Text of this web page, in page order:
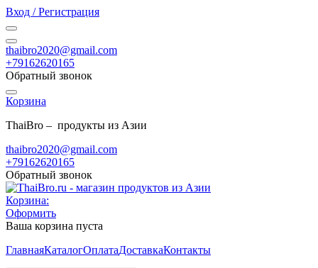
Вход / Регистрация
thaibro2020@gmail.com
+79162620165
Обратный звонок
Корзина
ThaiBro – продукты из Азии
thaibro2020@gmail.com
+79162620165
Обратный звонок
Корзина:
Оформить
Ваша корзина пуста
ГлавнаяКаталогОплатаДоставкаКонтакты